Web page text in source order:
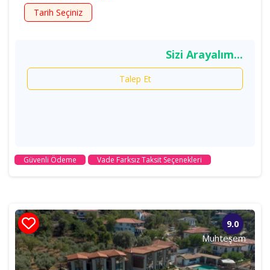
Tarih Seçiniz
Sizi Arayalım...
Talep Et
Güvenli Ödeme Vade Farksız Taksit Seçenekleri
9.0
Muhteşem